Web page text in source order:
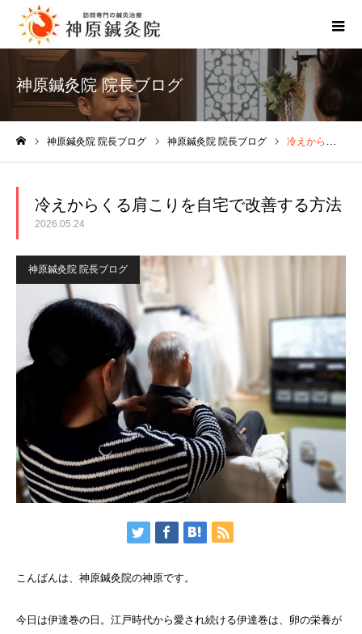
神原鍼灸院 院長ブログ
神原鍼灸院 院長ブログ 神原鍼灸院 院長ブログ 冷えからくる肩こりを自宅で改善する方法
冷えからくる肩こりを自宅で改善する方法
2026.05.24
神原鍼灸院 院長ブログ
こんばんは、神原鍼灸院の神原です。
今日は伊達巻の日。江戸時代から愛され続ける伊達巻は、卵の栄養が